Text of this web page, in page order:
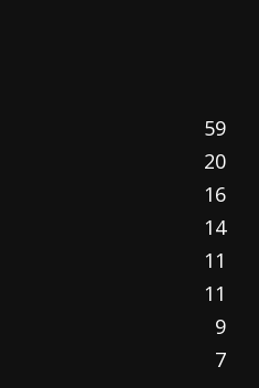
59
20
16
14
11
11
9
7